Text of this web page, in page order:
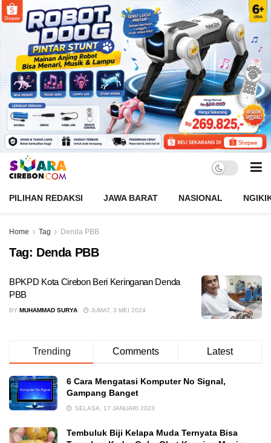
PILIHAN REDAKSI JAWA BARAT NASIONAL
Home Tag Denda PBB
Tag: Denda PBB
BPKPD Kota Cirebon Beri Keringanan Denda
PBB
BY MUHAMMAD SURYA JUMAT, 3 MEI 2024
Trending Comments Latest
6 Cara Mengatasi Komputer No Signal,
Gampang Banget
SELASA, 17 JANUARI 2023
Tembuluk Biji Kelapa Muda Ternyata Bisa